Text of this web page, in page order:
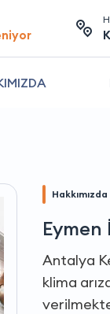
Hakkımızda
Antalya
klima